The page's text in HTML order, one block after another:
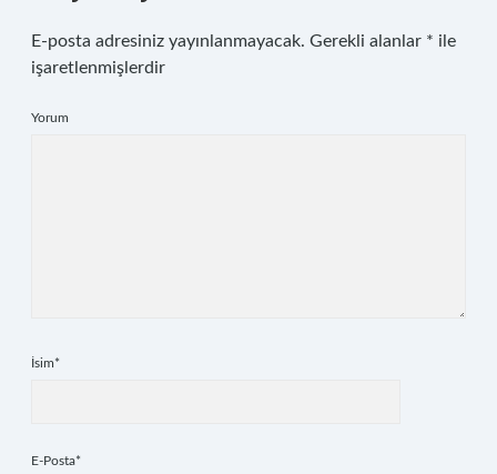
E-posta adresiniz yayınlanmayacak. Gerekli alanlar * ile
işaretlenmişlerdir
Yorum
İsim*
E-Posta*